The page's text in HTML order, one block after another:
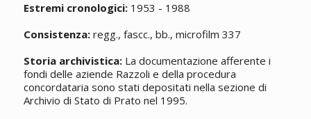
Estremi cronologici:1953 - 1988
Consistenza:regg., fascc., bb., microfilm 337
Storia archivistica:La documentazione afferente i
fondi delle aziende Razzoli e della procedura
concordataria sono stati depositati nella sezione di
Archivio di Stato di Prato nel 1995.